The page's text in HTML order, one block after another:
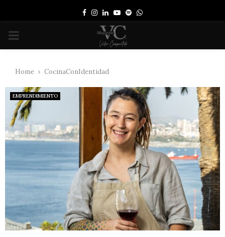
Facebook
Instagram
LinkedinYoutube
SpotifyWhatsapp
PRIMARY
Home CocinaConIdentidad
EMPRENDIMIENTO